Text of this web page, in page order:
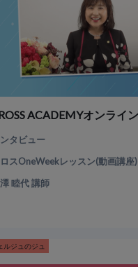
タビュー
ロスOneWeekレッスン(動画講座)
睦代 講師
ルジュのジュ